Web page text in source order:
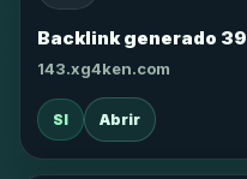
Backlink generado 39
143.xg4ken.com
SI Abrir